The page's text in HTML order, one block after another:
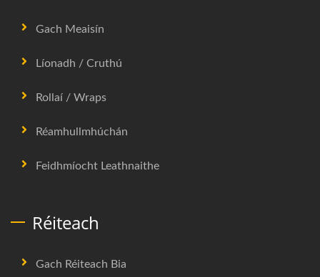
Gach Meaisín
Líonadh / Cruthú
Rollaí / Wraps
Réamhullmhúchán
Feidhmíocht Leathnaithe
Réiteach
Gach Réiteach Bia